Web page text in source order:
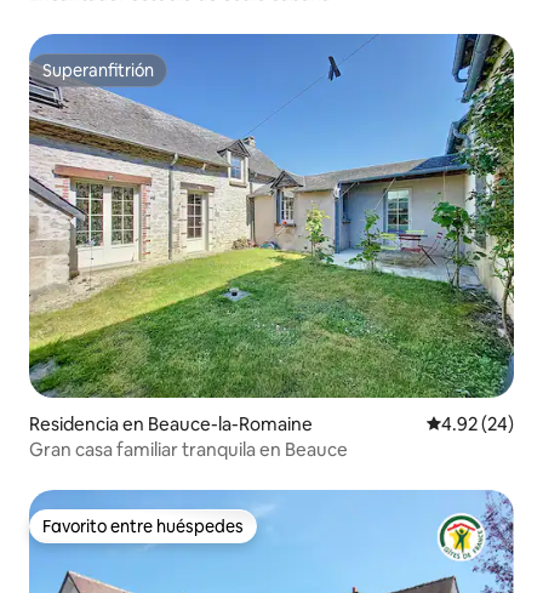
Superanfitrión
Superanfitrión
Residencia en Beauce-la-Romaine Calificación
4.92 (24)
Gran casa familiar tranquila en Beauce
Favorito entre huéspedes
Favorito entre huéspedes